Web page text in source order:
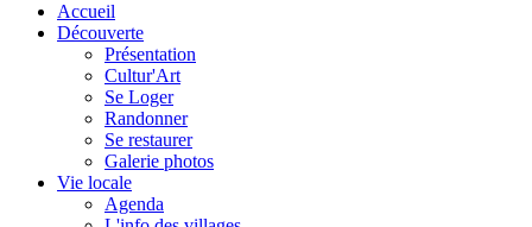
Accueil
Découverte
Présentation
Cultur'Art
Se Loger
Randonner
Se restaurer
Galerie photos
Vie locale
Agenda